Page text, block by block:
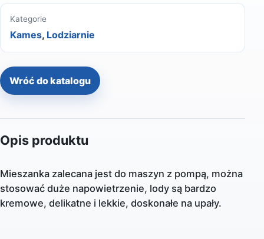
Kategorie
Kames, Lodziarnie
Wróć do katalogu
Opis produktu
Mieszanka zalecana jest do maszyn z pompą, można
stosować duże napowietrzenie, lody są bardzo
kremowe, delikatne i lekkie, doskonałe na upały.